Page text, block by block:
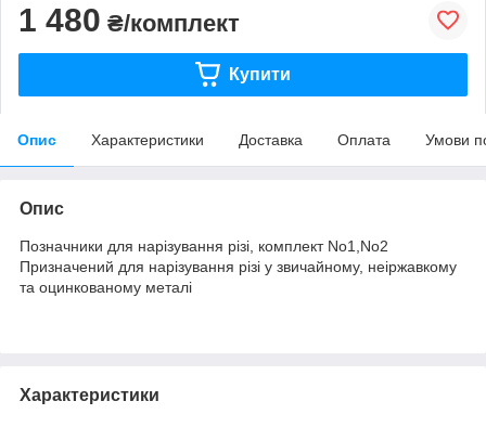
1 480 ₴/комплект
Купити
Опис Характеристики Доставка Оплата Умови
Опис
Позначники для нарізування різі, комплект No1,No2
Призначений для нарізування різі у звичайному, неіржавкому
та оцинкованому металі
Характеристики